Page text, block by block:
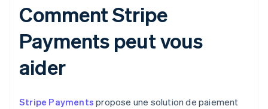
Comment Stripe
Payments peut vous
aider
Stripe Payments propose une solution de paiement